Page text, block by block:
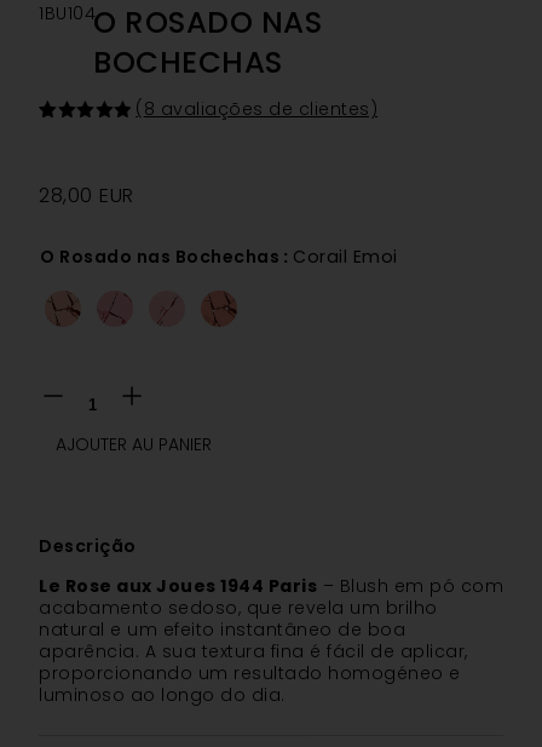
O ROSADO NAS
BOCHECHAS
1BU104
base em
classificações
( 8 avaliações de clientes)
28,00 EUR
Descrição
Le Rose aux Joues 1944 Paris – Blush em pó com
acabamento sedoso, que revela um brilho
natural e um efeito instantâneo de boa
aparência. A sua textura fina é fácil de aplicar,
proporcionando um resultado homogéneo e
luminoso ao longo do dia.
O Rosado nas Bochechas : Corail Emoi
AJOUTER AU PANIER